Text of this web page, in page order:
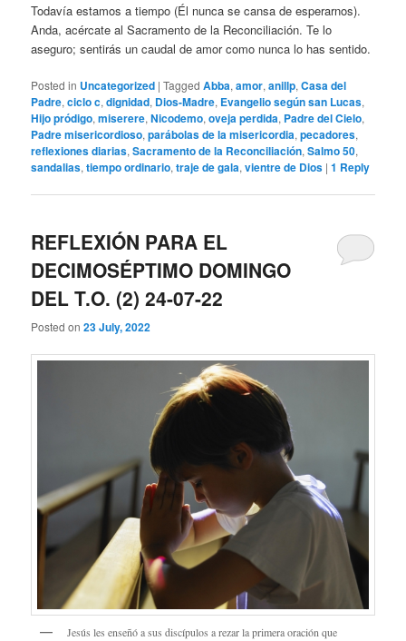
Todavía estamos a tiempo (Él nunca se cansa de esperarnos).
Anda, acércate al Sacramento de la Reconciliación. Te lo
aseguro; sentirás un caudal de amor como nunca lo has sentido.
Posted in Uncategorized |Tagged Abba,amor,anillp,Casa del
Padre,ciclo c,dignidad, Dios-Madre, Evangelio según san Lucas,
Hijo pródigo,miserere,Nicodemo,oveja perdida, Padre del Cielo,
Padre misericordioso,parábolas de la misericordia,pecadores,
reflexiones diarias,Sacramento de la Reconciliación,Salmo 50,
sandalias,tiempo ordinario,traje de gala,vientre de Dios |1 Reply
REFLEXIÓN PARA EL
DECIMOSÉPTIMO DOMINGO
DEL T.O. (2) 24-07-22
Posted on23 July, 2022
Jesús les enseñó a sus discípulos a rezar la primera oración que